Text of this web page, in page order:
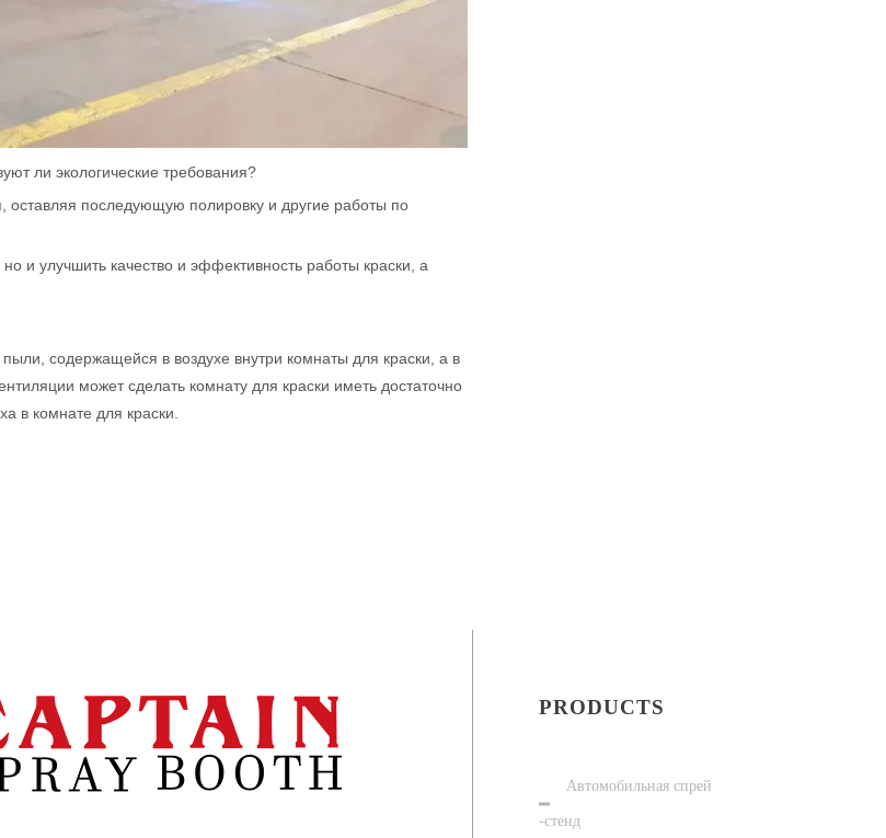
ли экологические требования?
оставляя последующую полировку и другие работы по
и улучшить качество и эффективность работы краски, а
содержащейся в воздухе внутри комнаты для краски, а в
может сделать комнату для краски иметь достаточно
в комнате для краски.
PRODUCTS
Автомобильная спрей
-стенд